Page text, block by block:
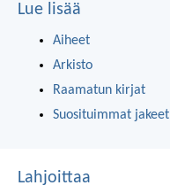
Lue lisää
Aiheet
Arkisto
Raamatun kirjat
Suosituimmat jakeet
Lahjoittaa